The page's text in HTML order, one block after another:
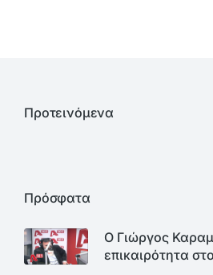
Προτεινόμενα
Πρόσφατα
Ο Γιώργος
επικαιρότητα